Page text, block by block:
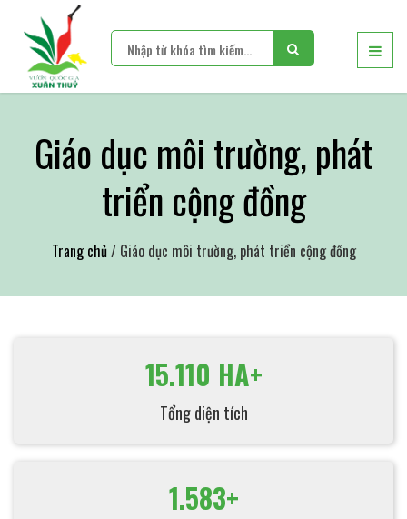
Giáo dục môi trường, phát
triển cộng đồng
Trang chủ/ Giáo dục môi trường, phát triển cộng đồng
15.110 HA+
Tổng diện tích
1.583+